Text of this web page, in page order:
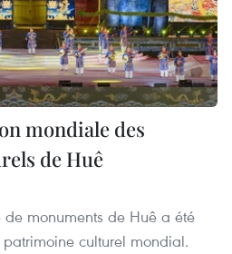
mondiale des
de Huê
monuments de Huê a été
culturel mondial.